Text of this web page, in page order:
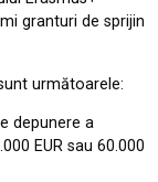
granturi de sprijin
următoarele:
depunere a
EUR sau 60.000